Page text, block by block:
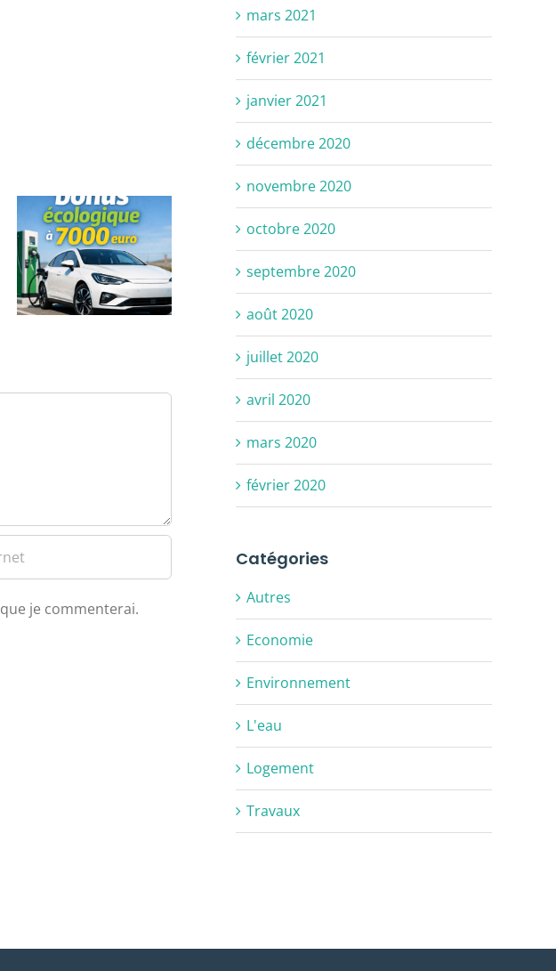
je commenterai.
mars 2021
février 2021
janvier 2021
décembre 2020
novembre 2020
octobre 2020
septembre 2020
août 2020
juillet 2020
avril 2020
mars 2020
février 2020
Catégories
Autres
Economie
Environnement
L'eau
Logement
Travaux